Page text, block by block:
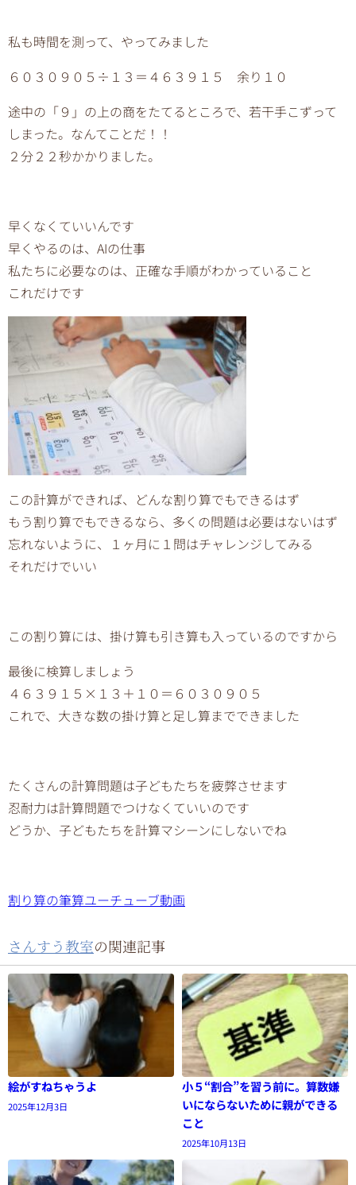
私も時間を測って、やってみました
６０３０９０５÷１３＝４６３９１５ 余り１０
途中の「９」の上の商をたてるところで、若干手こずって
しまった。なんてことだ！！
２分２２秒かかりました。
早くなくていいんです
早くやるのは、AIの仕事
私たちに必要なのは、正確な手順がわかっていること
これだけです
この計算ができれば、どんな割り算でもできるはず
もう割り算でもできるなら、多くの問題は必要はないはず
忘れないように、１ヶ月に１問はチャレンジしてみる
それだけでいい
この割り算には、掛け算も引き算も入っているのですから
最後に検算しましょう
４６３９１５×１３＋１０＝６０３０９０５
これで、大きな数の掛け算と足し算までできました
たくさんの計算問題は子どもたちを疲弊させます
忍耐力は計算問題でつけなくていいのです
どうか、子どもたちを計算マシーンにしないでね
割り算の筆算ユーチューブ動画
さんすう教室の関連記事
絵がすねちゃうよ
2025年12月3日
小５“割合”を習う前に。算数嫌
いにならないために親ができる
こと
2025年10月13日